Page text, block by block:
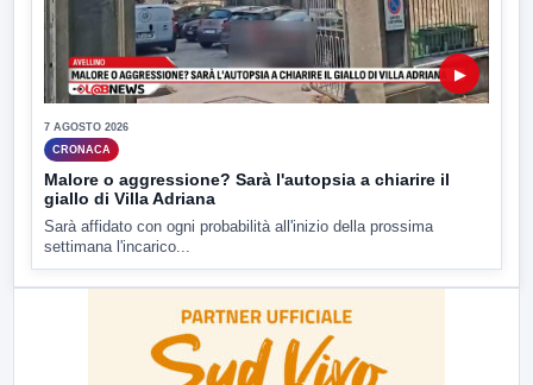
▶
7 AGOSTO 2026
CRONACA
Malore o aggressione? Sarà l'autopsia a chiarire il
giallo di Villa Adriana
Sarà affidato con ogni probabilità all'inizio della prossima
settimana l'incarico...